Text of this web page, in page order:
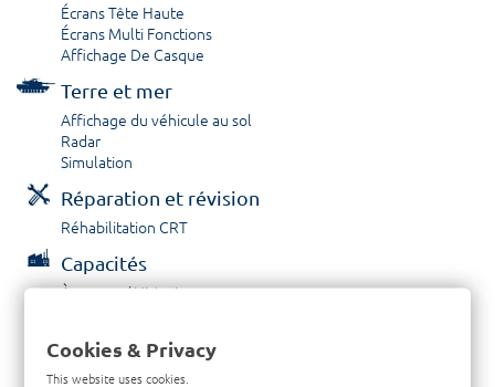
Écrans Tête Haute
Écrans Multi Fonctions
Affichage De Casque
Terre et mer
Affichage du véhicule au sol
Radar
Simulation
Réparation et révision
Réhabilitation CRT
Capacités
À propos / Historique
Contactez nous
Cookies & Privacy
This website uses cookies.